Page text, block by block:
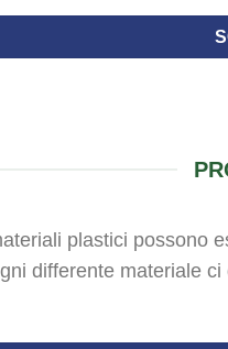
plastici possono
differente materiale